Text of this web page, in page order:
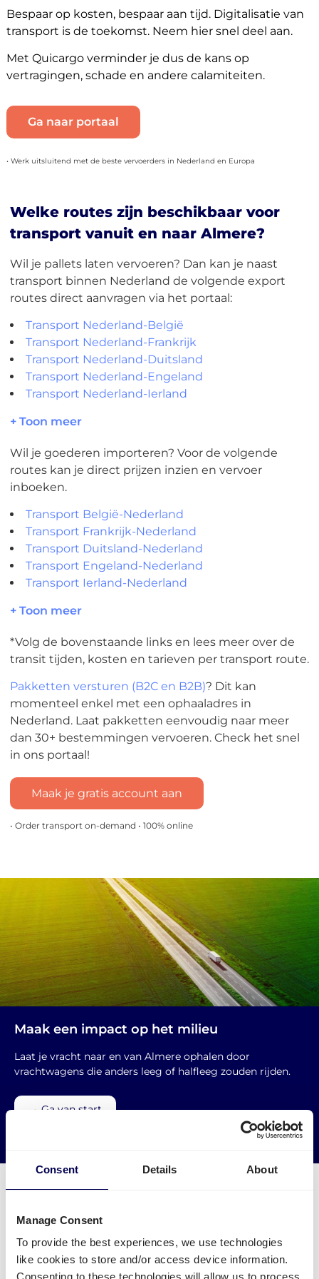
Consent Details About
Manage Consent
To provide the best experiences, we use technologies
like cookies to store and/or access device information.
Consenting to these technologies will allow us to process
Bespaar op kosten, bespaar aan tijd. Digitalisatie van
transport is de toekomst. Neem hier snel deel aan.
Met Quicargo verminder je dus de kans op
vertragingen, schade en andere calamiteiten.
Ga naar portaal
• Werk uitsluitend met de beste vervoerders in Nederland en Europa
Welke routes zijn beschikbaar voor
transport vanuit en naar Almere?
Wil je pallets laten vervoeren? Dan kan je naast
transport binnen Nederland de volgende export
routes direct aanvragen via het portaal:
Transport Nederland-België
Transport Nederland-Frankrijk
Transport Nederland-Duitsland
Transport Nederland-Engeland
Transport Nederland-Ierland
+ Toon meer
Wil je goederen importeren? Voor de volgende
routes kan je direct prijzen inzien en vervoer
inboeken.
Transport België-Nederland
Transport Frankrijk-Nederland
Transport Duitsland-Nederland
Transport Engeland-Nederland
Transport Ierland-Nederland
+ Toon meer
*Volg de bovenstaande links en lees meer over de
transit tijden, kosten en tarieven per transport route.
Pakketten versturen (B2C en B2B)? Dit kan
momenteel enkel met een ophaaladres in
Nederland. Laat pakketten eenvoudig naar meer
dan 30+ bestemmingen vervoeren. Check het snel
in ons portaal!
Maak je gratis account aan
• Order transport on-demand • 100% online
Maak een impact op het milieu
Laat je vracht naar en van Almere ophalen door
vrachtwagens die anders leeg of halfleeg zouden rijden.
→ Ga van start
Welke transport diensten zijn
beschikbaar voor Almere?